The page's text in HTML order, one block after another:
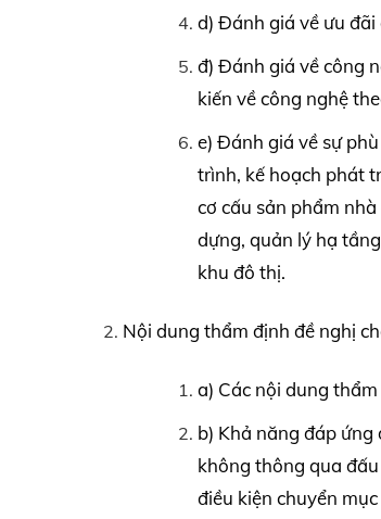
d) Đánh giá về ưu
đ) Đánh giá về công
kiến về công nghệ
e) Đánh giá về sự
trình, kế hoạch phát
cơ cấu sản phẩm
dựng, quản lý hạ
khu đô thị.
Nội dung thẩm định đề nghị
a) Các nội dung
b) Khả năng đáp
không thông qua
điều kiện chuyển